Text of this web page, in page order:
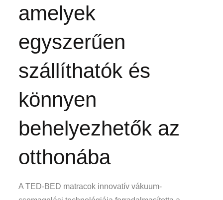
amelyek
egyszerűen
szállíthatók és
könnyen
behelyezhetők az
otthonába
A TED-BED matracok innovatív vákuum-